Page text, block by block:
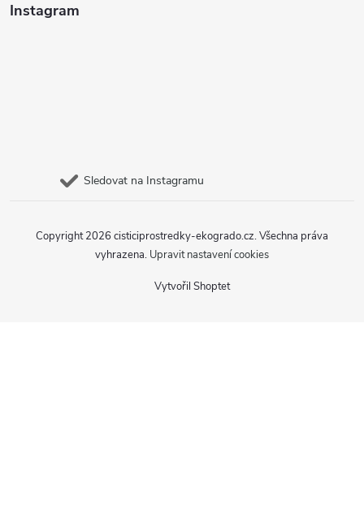
Instagram
Sledovat na Instagramu
Vytvořil Shoptet
Copyright 2026 cisticiprostredky-ekogrado.cz. Všechna práva
vyhrazena. Upravit nastavení cookies